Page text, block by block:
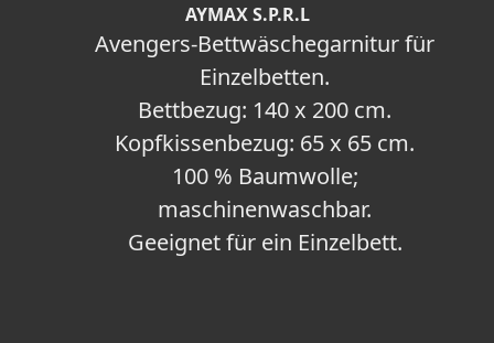
AYMAX S.P.R.L
Avengers-Bettwäschegarnitur für
Einzelbetten.
Bettbezug: 140 x 200 cm.
Kopfkissenbezug: 65 x 65 cm.
100 % Baumwolle;
maschinenwaschbar.
Geeignet für ein Einzelbett.